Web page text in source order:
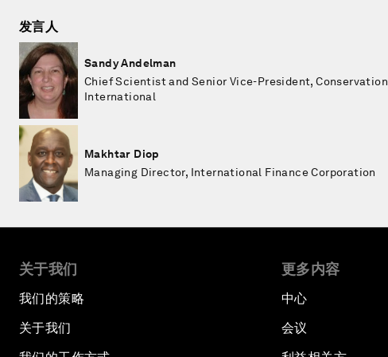
发言人
Sandy Andelman
Chief Scientist and Senior Vice-President, Conservation
International
Makhtar Diop
Managing Director, International Finance Corporation
关于我们
我们的策略
关于我们
更多内容
中心
会议